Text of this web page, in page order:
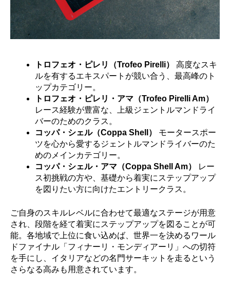
トロフェオ・ピレリ（Trofeo Pirelli）
高度なスキ
ルを有するエキスパートが競い合う、最高峰のト
ップカテゴリー。
トロフェオ・ピレリ・アマ（Trofeo Pirelli Am）
レース経験が豊富な、上級ジェントルマンドライ
バーのためのクラス。
コッパ・シェル（Coppa Shell）
モータースポー
ツを心から愛するジェントルマンドライバーのた
めのメインカテゴリー。
コッパ・シェル・アマ（Coppa Shell Am）
レー
ス初挑戦の方や、基礎から着実にステップアップ
を図りたい方に向けたエントリークラス。
ご自身のスキルレベルに合わせて最適なステージが用意
され、段階を経て着実にステップアップを図ることが可
能。各地域で上位に食い込めば、世界一を決めるワール
ドファイナル「フィナーリ・モンディアーリ」への切符
を手にし、イタリアなどの名門サーキットを走るという
さらなる高みも用意されています。